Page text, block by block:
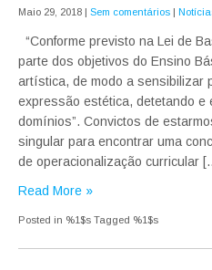
Maio 29, 2018 | Sem comentários |
“Conforme previsto na Lei de
parte dos objetivos do Ensino
artística, de modo a sensibilizar
expressão estética, detetando e
domínios”. Convictos de
singular para encontrar uma
de operacionalização curricular
Read More »
Posted in %1$s Tagged %1$s